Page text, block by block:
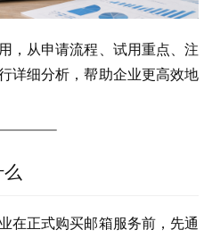
，从申请流程、试用重点、注
详细分析，帮助企业更高效地
在正式购买邮箱服务前，先通